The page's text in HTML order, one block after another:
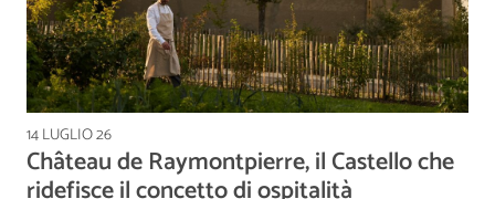
14 LUGLIO 26
Château de Raymontpierre, il Castello che